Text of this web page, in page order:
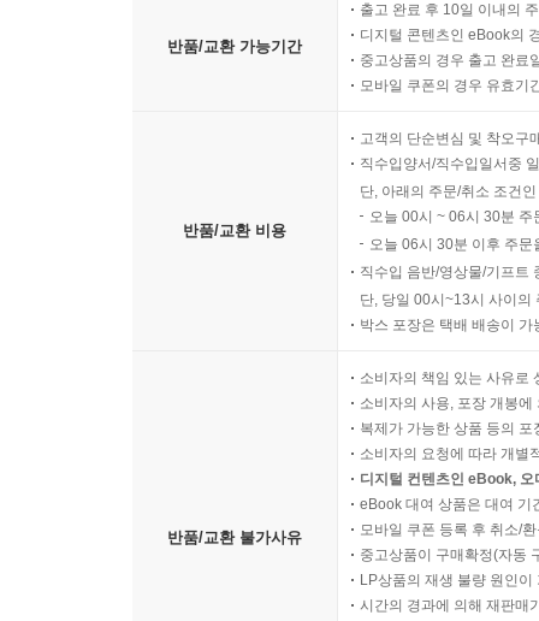
반품/교환 가능기간
출고 완료 후 10일 이내의
디지털 콘텐츠인 eBook의
중고상품의 경우 출고 완료
모바일 쿠폰의 경우 유효기
반품/교환 비용
고객의 단순변심 및 착오구
직수입양서/직수입일서중
단, 아래의 주문/취소 조건
오늘 00시 ~ 06시 30분
오늘 06시 30분 이후 주
직수입 음반/영상물/기프트
단, 당일 00시~13시 사이의
박스 포장은 택배 배송이
반품/교환 불가사유
소비자의 책임 있는 사유로
소비자의 사용, 포장 개봉
복제가 가능한 상품 등의
소비자의 요청에 따라 개별
디지털 컨텐츠인 eBook,
eBook 대여 상품은 대여 기
모바일 쿠폰 등록 후 취소/
중고상품이 구매확정(자동
LP상품의 재생 불량 원인
시간의 경과에 의해 재판매